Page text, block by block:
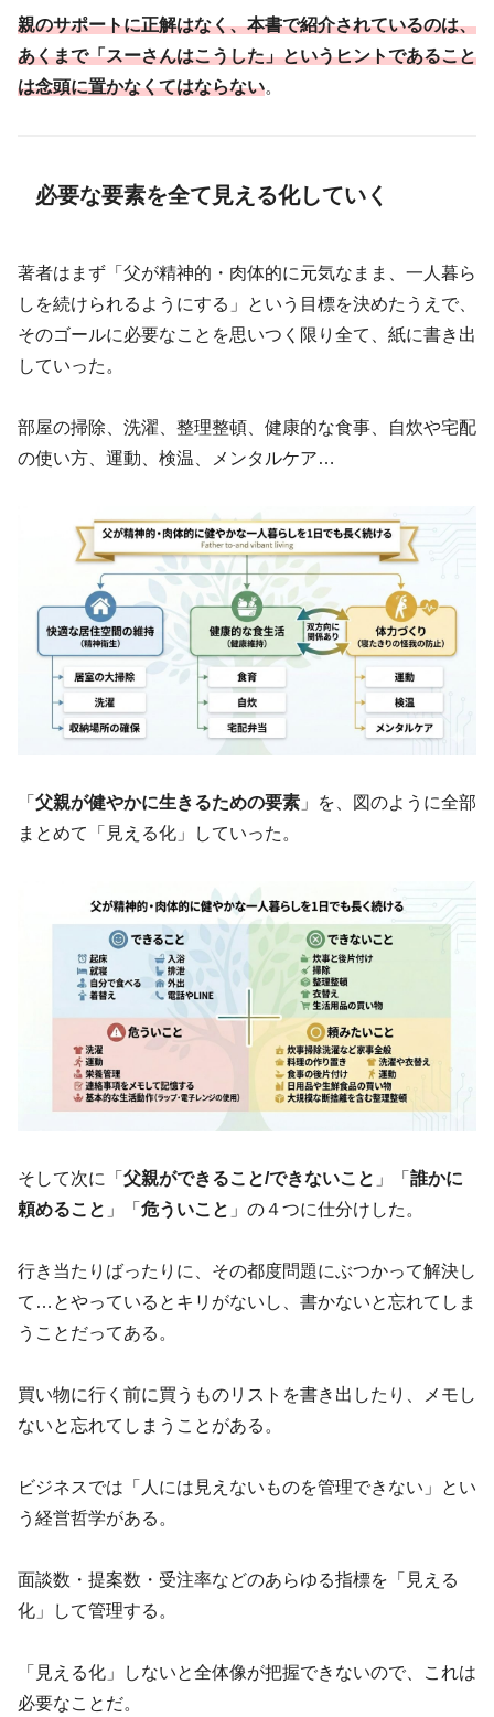
親のサポートに正解はなく、本書で紹介されているのは、
あくまで「スーさんはこうした」というヒントであること
は念頭に置かなくてはならない。
必要な要素を全て見える化していく
著者はまず「父が精神的・肉体的に元気なまま、一人暮ら
しを続けられるようにする」という目標を決めたうえで、
そのゴールに必要なことを思いつく限り全て、紙に書き出
していった。
部屋の掃除、洗濯、整理整頓、健康的な食事、自炊や宅配
の使い方、運動、検温、メンタルケア…
「 父親が健やかに生きるための要素 」を、図のように全部
まとめて「見える化」していった。
そして次に「 父親ができること/できないこと 」「 誰かに
頼めること 」「 危ういこと 」の４つに仕分けした。
行き当たりばったりに、その都度問題にぶつかって解決し
て…とやっているとキリがないし、書かないと忘れてしま
うことだってある。
買い物に行く前に買うものリストを書き出したり、メモし
ないと忘れてしまうことがある。
ビジネスでは「人には見えないものを管理できない」とい
う経営哲学がある。
面談数・提案数・受注率などのあらゆる指標を「見える
化」して管理する。
「見える化」しないと全体像が把握できないので、これは
必要なことだ。